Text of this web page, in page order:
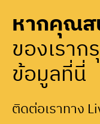
หากคุณส
ของเรา
ข้อมูลที่นี่
ติดต่อเราทาง